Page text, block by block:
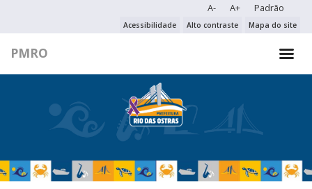
A- A+ Padrão
Acessibilidade Alto contraste Mapa do site
PMRO
PESQUISAR NO PORTAL
PESQUISAR